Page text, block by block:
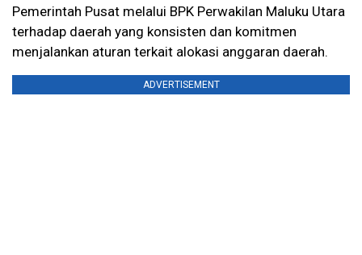
Pemerintah Pusat melalui BPK Perwakilan Maluku Utara
terhadap daerah yang konsisten dan komitmen
menjalankan aturan terkait alokasi anggaran daerah.
ADVERTISEMENT